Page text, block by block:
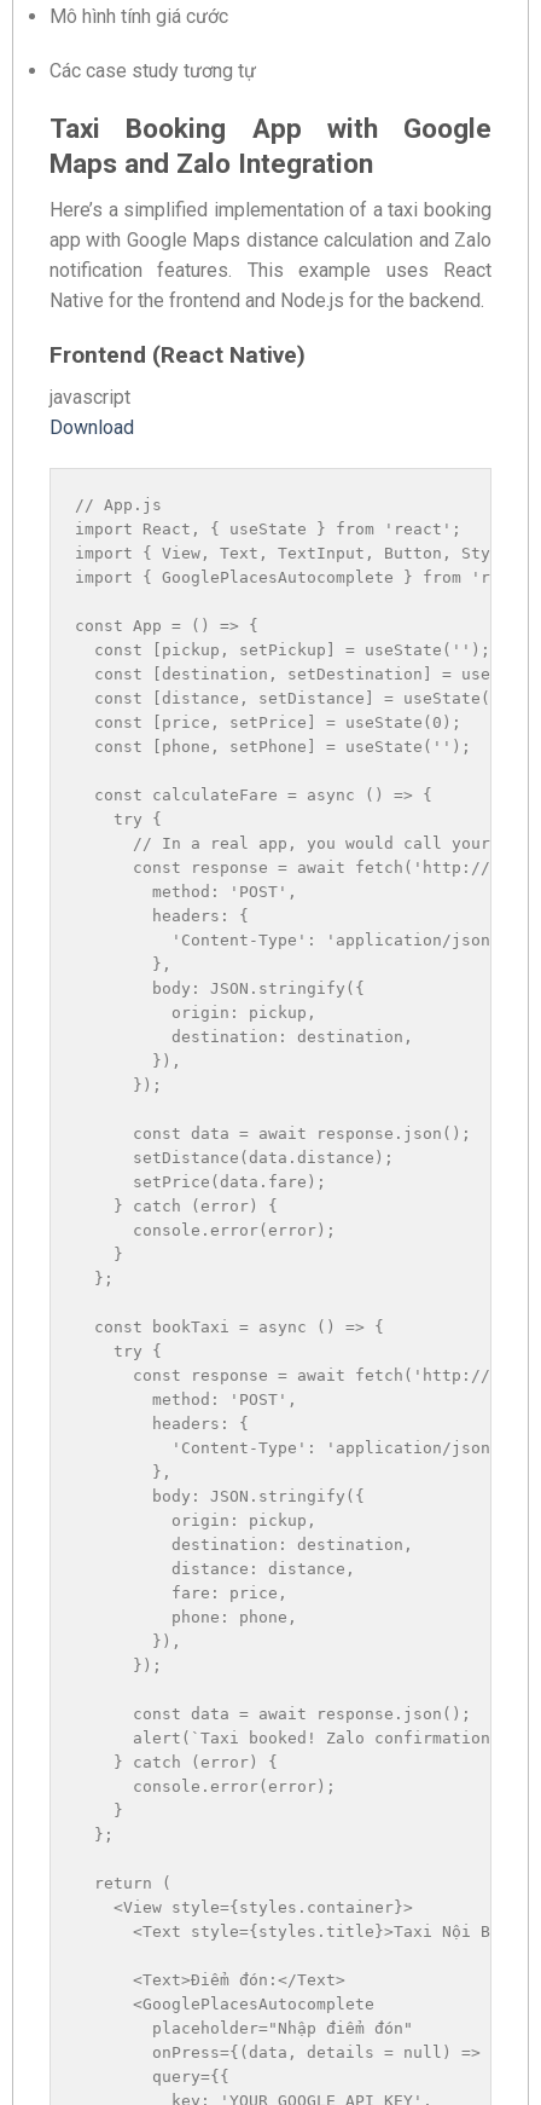
Mô hình tính giá cước
Các case study tương tự
Taxi Booking App with Google
Maps and Zalo Integration
Here’s a simplified implementation of a taxi booking
app with Google Maps distance calculation and Zalo
notification features. This example uses React
Native for the frontend and Node.js for the backend.
Frontend (React Native)
javascript
Download
// App.js
import React , { useState } from 'react' ;
import
{ View , Text , TextInput , Button ,
import
{ GooglePlacesAutocomplete } from 'react-
const App = ( ) =>
{
const
[ pickup , setPickup ] = useState ( '' ) ;
const
[destination , setDestination ] = useState
const
[distance , setDistance ] = useState (
const
[ price , setPrice ] = useState ( 0 ) ;
const
[ phone , setPhone ] = useState ( '' ) ;
const calculateFare = async ( ) =>
{
try
{
// In a real app, you would call your
const response = await fetch ( 'http://your-
method : 'POST' ,
headers :
{
'Content-Type' : 'application/json'
} ,
body : JSON . stringify ( {
origin : pickup ,
destination : destination ,
} ) ,
} ) ;
const data = await response . json ( ) ;
setDistance (data . distance ) ;
setPrice (data . fare ) ;
}
catch ( error)
{
      console
. error( error) ;
}
} ;
const bookTaxi = async ( ) =>
{
try
{
const response = await fetch ( 'http://your-
method : 'POST' ,
headers :
{
'Content-Type' : 'application/json'
} ,
body : JSON . stringify ( {
origin : pickup ,
destination : destination ,
distance : distance ,
fare : price ,
phone : phone ,
} ) ,
} ) ;
const data = await response . json ( ) ;
alert ( ` Taxi booked! Zalo confirmation
}
catch ( error)
{
      console
. error( error) ;
}
} ;
return
(
<View style={styles . container}>
<Text style={styles . title}>Taxi Nội B
<Text>Điểm đón : </Text>
<GooglePlacesAutocomplete
        placeholder
="Nhập điểm đón"
        onPress
={ (data , details = null ) =>
        query
={{
key : 'YOUR_GOOGLE_API_KEY' ,